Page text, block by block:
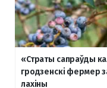
«Страты сапраўды
гродзенскі фермер
лахіны